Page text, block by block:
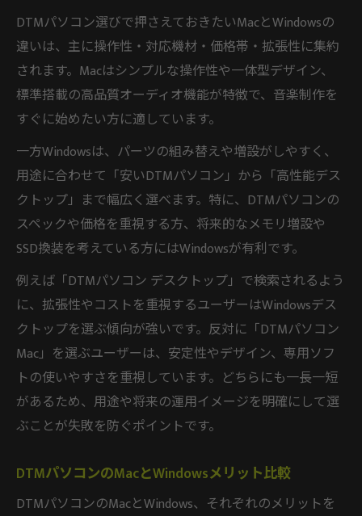
DTMパソコン選びで押さえておきたいMacとWindowsの
違いは、主に操作性・対応機材・価格帯・拡張性に集約
されます。Macはシンプルな操作性や一体型デザイン、
標準搭載の高品質オーディオ機能が特徴で、音楽制作を
すぐに始めたい方に適しています。
一方Windowsは、パーツの組み替えや増設がしやすく、
用途に合わせて「安いDTMパソコン」から「高性能デス
クトップ」まで幅広く選べます。特に、DTMパソコンの
スペックや価格を重視する方、将来的なメモリ増設や
SSD換装を考えている方にはWindowsが有利です。
例えば「DTMパソコン デスクトップ」で検索されるよう
に、拡張性やコストを重視するユーザーはWindowsデス
クトップを選ぶ傾向が強いです。反対に「DTMパソコン
Mac」を選ぶユーザーは、安定性やデザイン、専用ソフ
トの使いやすさを重視しています。どちらにも一長一短
があるため、用途や将来の運用イメージを明確にして選
ぶことが失敗を防ぐポイントです。
DTMパソコンのMacとWindowsメリット比較
DTMパソコンのMacとWindows、それぞれのメリットを